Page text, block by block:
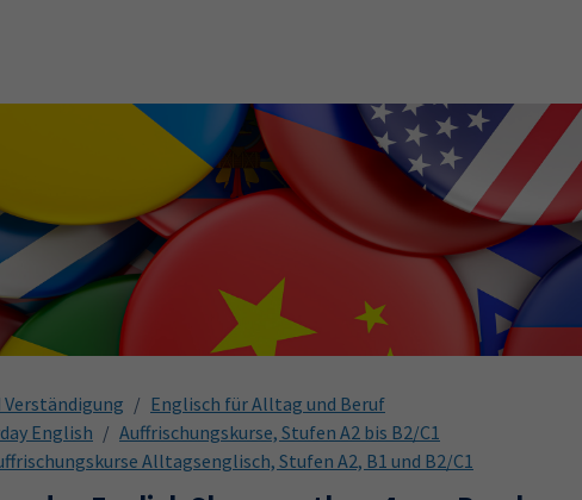
Verständigung
Englisch für Alltag und Beruf
English
Auffrischungskurse, Stufen A2 bis B2/C1
Alltagsenglisch, Stufen A2, B1 und B2/C1